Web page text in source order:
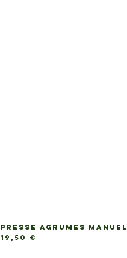
PRESSE AGRUMES MANUEL
Prix
19,50 €